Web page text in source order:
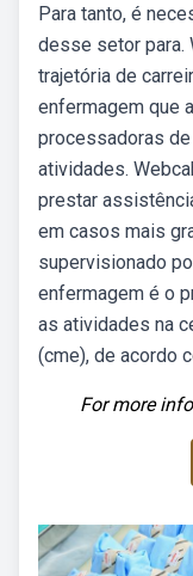
Para tanto, é
desse setor para.
trajetória de
enfermagem que
processadoras
atividades.
prestar
em casos mais
supervisionado
enfermagem é o
as atividades na
(cme), de acordo
For more